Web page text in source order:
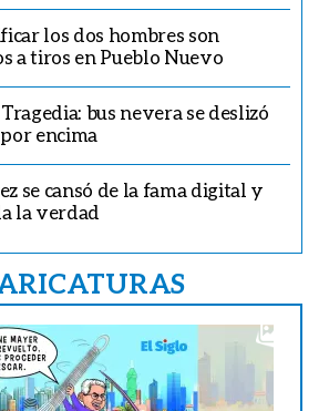
los dos hombres son
a tiros en Pueblo Nuevo
bus nevera se deslizó
encima
se cansó de la fama digital y
la verdad